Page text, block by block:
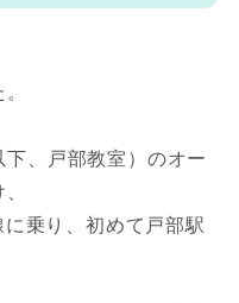
、戸部教室）のオー
乗り、初めて戸部駅